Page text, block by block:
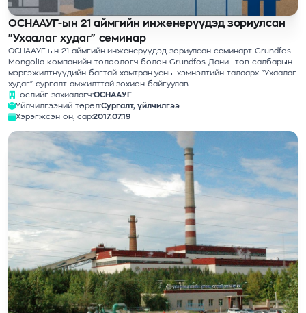
ОСНААУГ-ын 21 аймгийн инженерүүдэд зориулсан
"Ухаалаг худаг" семинар
ОСНААУГ-ын 21 аймгийн инженерүүдэд зориулсан семинарт Grundfos
Mongolia компанийн төлөөлөгч болон Grundfos Дани- төв салбарын
мэргэжилтнүүдийн багтай хамтран усны хэмнэлтийн талаарх "Ухаалаг
худаг" сургалт амжилттай зохион байгуулав.
Төслийг захиалагч:ОСНААУГ
Үйлчилгээний төрөл:Сургалт, үйлчилгээ
Хэрэгжсэн он, сар:2017.07.19